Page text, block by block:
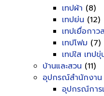
เทปผ้า (8)
เทปย่น (12)
เทปเยื่อกา
เทปโฟม (7)
เทปใส เทปขุ่
บ้านและสวน (11)
อุปกรณ์สำนักงาน
อุปกรณ์การ